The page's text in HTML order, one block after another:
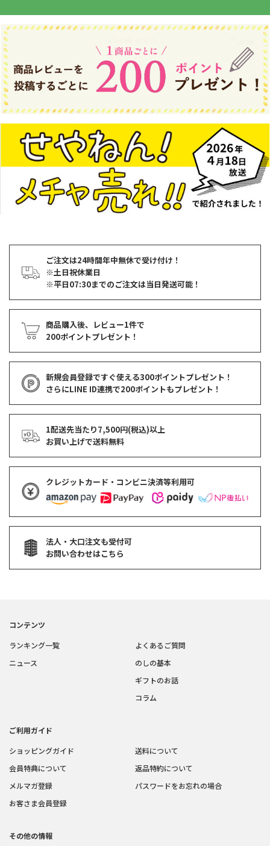
ご注文は24時間年中無休で受け付け！
※土日祝休業日
※平日07:30までのご注文は当日発送可能！
商品購入後、レビュー1件で
200ポイントプレゼント！
新規会員登録ですぐ使える300ポイントプレゼント！
さらにLINE ID連携で200ポイントもプレゼント！
1配送先当たり7,500円(税込)以上
お買い上げで送料無料
クレジットカード・コンビニ決済等利用可
法人・大口注文も受付可
お問い合わせはこちら
コンテンツ
ランキング一覧
ニュース
よくあるご質問
のしの基本
ギフトのお話
コラム
ご利用ガイド
ショッピングガイド
会員特典について
メルマガ登録
お客さま会員登録
送料について
返品特約について
パスワードをお忘れの場合
その他の情報